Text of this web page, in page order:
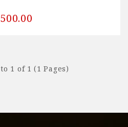
1 of 1 (1 Pages)